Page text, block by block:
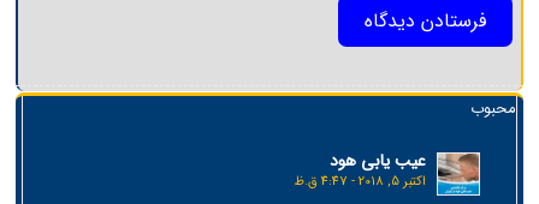
محبوب
عیب یابی هود
اکتبر 5, 2018 - 4:47 ق.ظ